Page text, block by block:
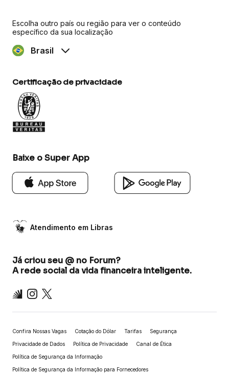
Escolha outro país ou região para ver o conteúdo
específico da sua localização
Brasil
Certificação de privacidade
Baixe o Super App
Atendimento em Libras
Já criou seu @ no Forum?
A rede social da vida financeira inteligente.
Inter Instagram
X
Confira Nossas Vagas Cotação do Dólar Tarifas Segurança
Privacidade de Dados Política de Privacidade Canal de Ética
Política de Segurança da Informação
Política de Segurança da Informação para Fornecedores